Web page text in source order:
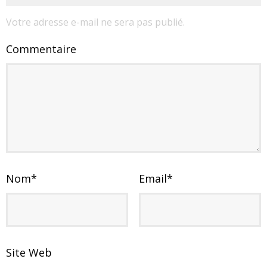
Votre adresse e-mail ne sera pas publié.
Commentaire
Nom* Email*
Site Web